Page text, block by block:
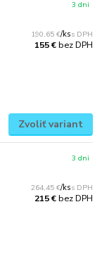
190,65 €/ks
155 €bez DPH
3 dni
Zvoliť variant
264,45 €/ks
215 €bez DPH
3 dni